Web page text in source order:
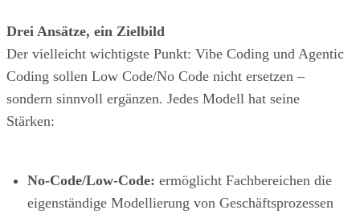
Drei Ansätze, ein Zielbild
Der vielleicht wichtigste Punkt: Vibe Coding und Agentic
Coding sollen Low Code/No Code nicht ersetzen –
sondern sinnvoll ergänzen. Jedes Modell hat seine
Stärken:
No-Code/Low-Code: ermöglicht Fachbereichen die
eigenständige Modellierung von Geschäftsprozessen